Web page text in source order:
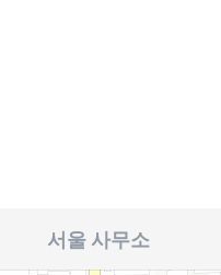
서울 사무소